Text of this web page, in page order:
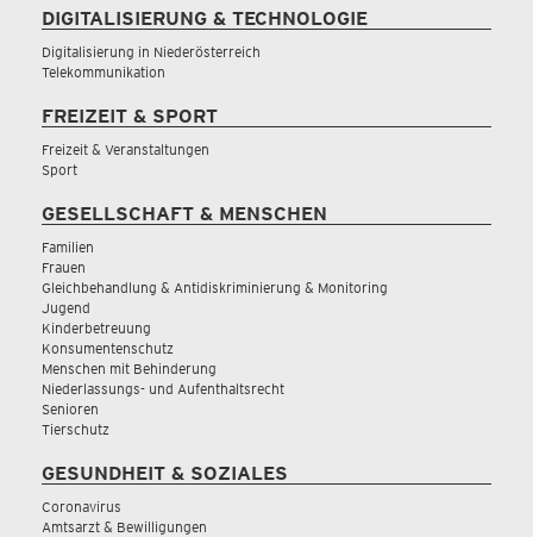
DIGITALISIERUNG & TECHNOLOGIE
Digitalisierung in Niederösterreich
Telekommunikation
FREIZEIT & SPORT
Freizeit & Veranstaltungen
Sport
GESELLSCHAFT & MENSCHEN
Familien
Frauen
Gleichbehandlung & Antidiskriminierung & Monitoring
Jugend
Kinderbetreuung
Konsumentenschutz
Menschen mit Behinderung
Niederlassungs- und Aufenthaltsrecht
Senioren
Tierschutz
GESUNDHEIT & SOZIALES
Coronavirus
Amtsarzt & Bewilligungen